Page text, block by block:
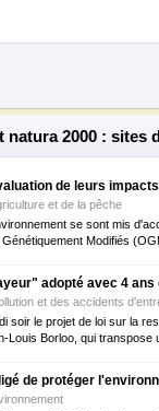
natura 2000 :
de leurs
et de la pêche
se sont mis
Modifiés
adopté avec 4 ans
et des accidents
soir le projet de loi sur la
Louis Borloo, qui transpose
de protéger